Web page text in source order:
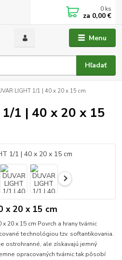
Menu
Hľadať
0 ks
za 0,00 €
LIGHT 1/1 | 40 x 20 x 15 cm
1 | 40 x 20 x 15
x 20 x 15 cm
20 x 15 cm Povrch a hrany tvárnic
technológiou tzv. softantikovania.
ostrohranné, ale získavajú jemný
opracovaných tvárnic tak pôsobí